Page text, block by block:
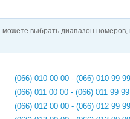
выбрать диапазон
(066) 010 00 00 - (066) 010 99 99
(066) 011 00 00 - (066) 011 99 99
(066) 012 00 00 - (066) 012 99 99